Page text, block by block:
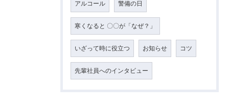
アルコール 警備の日
寒くなると 〇〇が「なぜ？」
いざって時に役立つ お知らせ コツ
先輩社員へのインタビュー